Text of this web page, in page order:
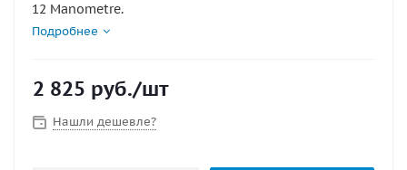
12 Manometre.
Подробнее
2 825 руб./шт
Нашли дешевле?